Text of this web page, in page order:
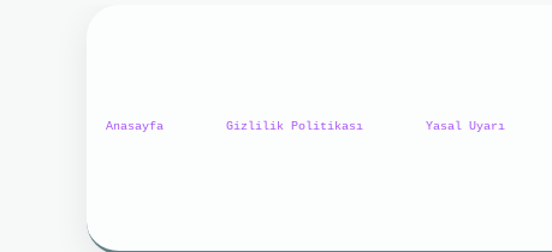
Anasayfa Gizlilik Politikası Yasal Uyarı